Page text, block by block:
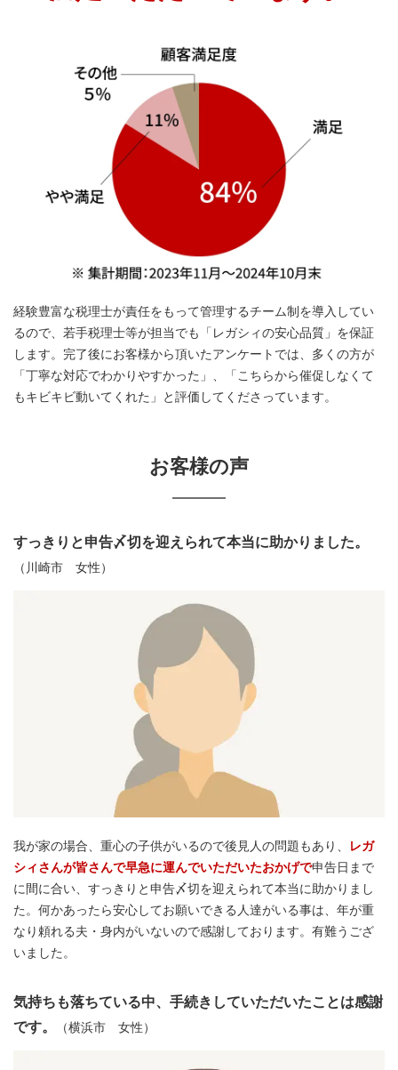
経験豊富な税理士が責任をもって管理するチーム制を導入してい
るので、若手税理士等が担当でも「レガシィの安心品質」を保証
します。完了後にお客様から頂いたアンケートでは、多くの方が
「丁寧な対応でわかりやすかった」、「こちらから催促しなくて
もキビキビ動いてくれた」と評価してくださっています。
お客様の声
すっきりと申告〆切を迎えられて本当に助かりました。
（川崎市 女性）
我が家の場合、重心の子供がいるので後見人の問題もあり、
レガ
シィさんが皆さんで早急に運んでいただいたおかげで申告日まで
に間に合い、すっきりと申告〆切を迎えられて本当に助かりまし
た。何かあったら安心してお願いできる人達がいる事は、年が重
なり頼れる夫・身内がいないので感謝しております。有難うござ
いました。
気持ちも落ちている中、手続きしていただいたことは感謝
です。
（横浜市 女性）